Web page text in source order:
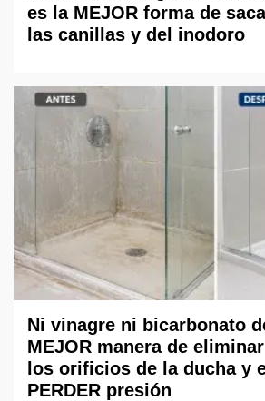
es la MEJOR forma de
las canillas y del inodoro
Ni vinagre ni bicarbonato
MEJOR manera de
los orificios de la ducha y
PERDER presión